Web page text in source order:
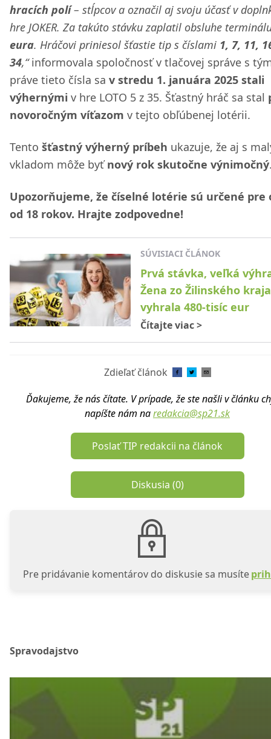
hracích polí– stĺpcov a označil aj svoju účasť v
hre JOKER. Za takúto stávku zaplatil obsluhe
eura. Hráčovi priniesol šťastie tip s číslami 1, 7, 11,
34,“informovala spoločnosť v tlačovej správe s
práve tieto čísla sa v stredu 1. januára 2025 stali
výhernými v hre LOTO 5 z 35. Šťastný hráč sa stal
novoročným víťazom v tejto obľúbenej lotérii.
Tento šťastný výherný príbeh ukazuje, že aj s
vkladom môže byťnový rok skutočne výnimočný
Upozorňujeme, že číselné lotérie sú určené pre
od 18 rokov. Hrajte zodpovedne!
SÚVISIACI ČLÁNOK
Prvá stávka, veľká
Žena zo Žilinského kraja
vyhrala 480-tisíc eur
Čítajte viac>
Zdieľať článok
Ďakujeme, že nás čítate. V prípade, že ste našli v článku
napíšte nám naredakcia@sp21.sk
Poslať TIP redakcii na článok
Diskusia (0)
Pre pridávanie komentárov do diskusie sa musíte
Spravodajstvo